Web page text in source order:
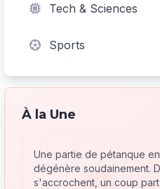
Tech & Sciences
Sports
À la Une
Une partie de pétanque
dégénère soudainement.
s'accrochent, un coup